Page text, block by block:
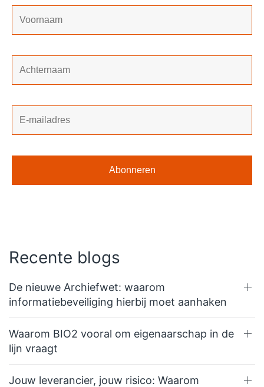
Recente blogs
De nieuwe Archiefwet: waarom
informatiebeveiliging hierbij moet aanhaken
Waarom BIO2 vooral om eigenaarschap in de
lijn vraagt
Jouw leverancier, jouw risico: Waarom